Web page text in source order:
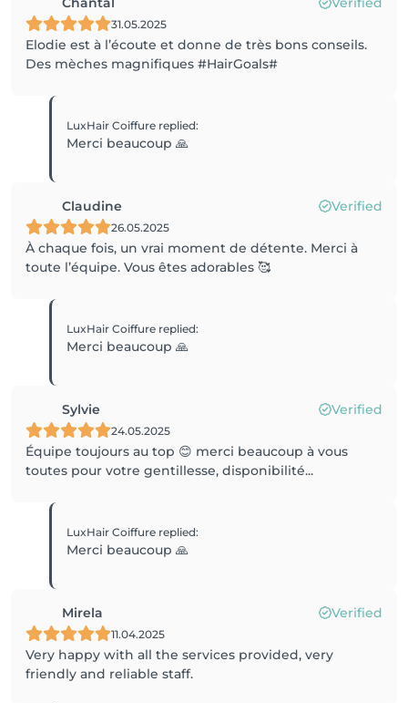
31.05.2025
Elodie est à l’écoute et donne de très bons conseils.
Des mèches magnifiques #HairGoals#
LuxHair Coiffure replied:
Merci beaucoup 🙏
Claudine Verified
26.05.2025
À chaque fois, un vrai moment de détente. Merci à
toute l’équipe. Vous êtes adorables 🥰
LuxHair Coiffure replied:
Merci beaucoup 🙏
Sylvie Verified
24.05.2025
Équipe toujours au top 😊 merci beaucoup à vous
toutes pour votre gentillesse, disponibilité...
LuxHair Coiffure replied:
Merci beaucoup 🙏
Mirela Verified
11.04.2025
Very happy with all the services provided, very
friendly and reliable staff.